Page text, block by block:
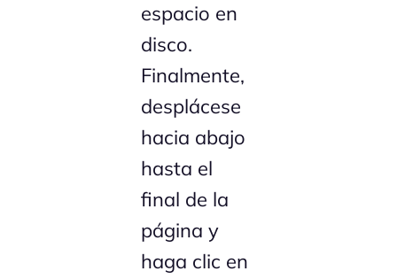
espacio en
disco.
Finalmente,
desplácese
hacia abajo
hasta el
final de la
página y
haga clic en